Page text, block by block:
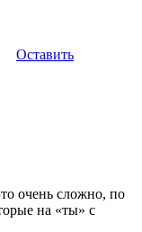
Оставить
очень сложно, по
на «ты» с